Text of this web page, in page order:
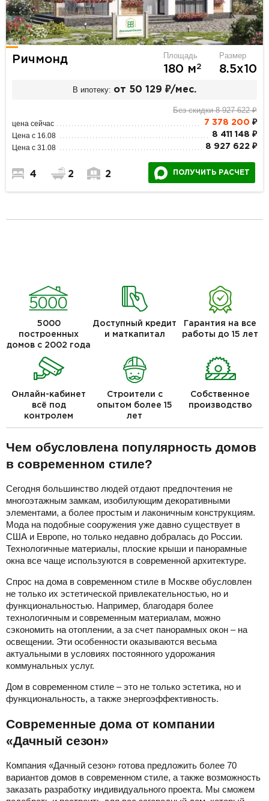
Ричмонд Площадь
180 м2
Размер
8.5х10
В ипотеку: от 50 129 ₽/мес.
Без скидки 8 927 622 ₽
цена сейчас 7 378 200 ₽
Цена с 16.08 8 411 148 ₽
Цена с 31.08 8 927 622 ₽
4 2 2 ПОЛУЧИТЬ РАСЧЕТ
5000
построенных
домов с 2002 года
Доступный кредит
и маткапитал
Гарантия на все
работы до 15 лет
Онлайн-кабинет
всё под
контролем
Строители с
опытом более 15
лет
Собственное
производство
Чем обусловлена популярность домов
в современном стиле?
Сегодня большинство людей отдают предпочтения не
многоэтажным замкам, изобилующим декоративными
элементами, а более простым и лаконичным конструкциям.
Мода на подобные сооружения уже давно существует в
США и Европе, но только недавно добралась до России.
Технологичные материалы, плоские крыши и панорамные
окна все чаще используются в современной архитектуре.
Спрос на дома в современном стиле в Москве обусловлен
не только их эстетической привлекательностью, но и
функциональностью. Например, благодаря более
технологичным и современным материалам, можно
сэкономить на отоплении, а за счет панорамных окон – на
освещении. Эти особенности оказываются весьма
актуальными в условиях постоянного удорожания
коммунальных услуг.
Дом в современном стиле – это не только эстетика, но и
функциональность, а также энергоэффективность.
Современные дома от компании
«Дачный сезон»
Компания «Дачный сезон» готова предложить более 70
вариантов домов в современном стиле, а также возможность
заказать разработку индивидуального проекта. Мы сможем